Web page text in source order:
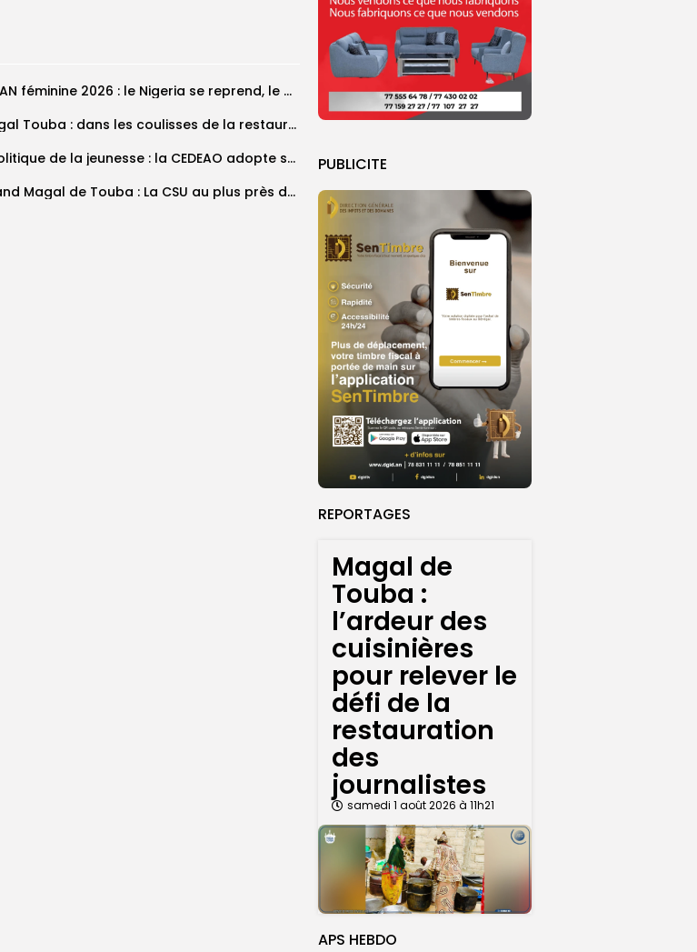
PUBLICITE
REPORTAGES
Magal de
Touba :
l’ardeur des
cuisinières
pour relever le
défi de la
restauration
des
journalistes
samedi 1 août 2026 à 11h21
APS HEBDO
‎CAN féminine 2026 : le Nigeria se reprend, le Malawi surprend encore...
Magal Touba : dans les coulisses de la restauration de la presse...
Politique de la jeunesse : la CEDEAO adopte son plan d’actions stratégiques...
Grand Magal de Touba : La CSU au plus près des pèlerins